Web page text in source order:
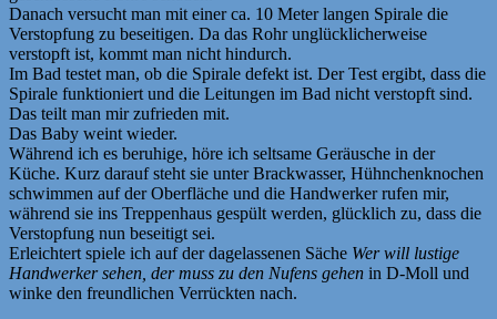
Danach versucht man mit einer ca. 10 Meter langen Spirale die
Verstopfung zu beseitigen. Da das Rohr unglücklicherweise
verstopft ist, kommt man nicht hindurch.
Im Bad testet man, ob die Spirale defekt ist. Der Test ergibt, dass die
Spirale funktioniert und die Leitungen im Bad nicht verstopft sind.
Das teilt man mir zufrieden mit.
Das Baby weint wieder.
Während ich es beruhige, höre ich seltsame Geräusche in der
Küche. Kurz darauf steht sie unter Brackwasser, Hühnchenknochen
schwimmen auf der Oberfläche und die Handwerker rufen mir,
während sie ins Treppenhaus gespült werden, glücklich zu, dass die
Verstopfung nun beseitigt sei.
Erleichtert spiele ich auf der dagelassenen Säche Wer will lustige
Handwerker sehen, der muss zu den Nufens gehen in D-Moll und
winke den freundlichen Verrückten nach.